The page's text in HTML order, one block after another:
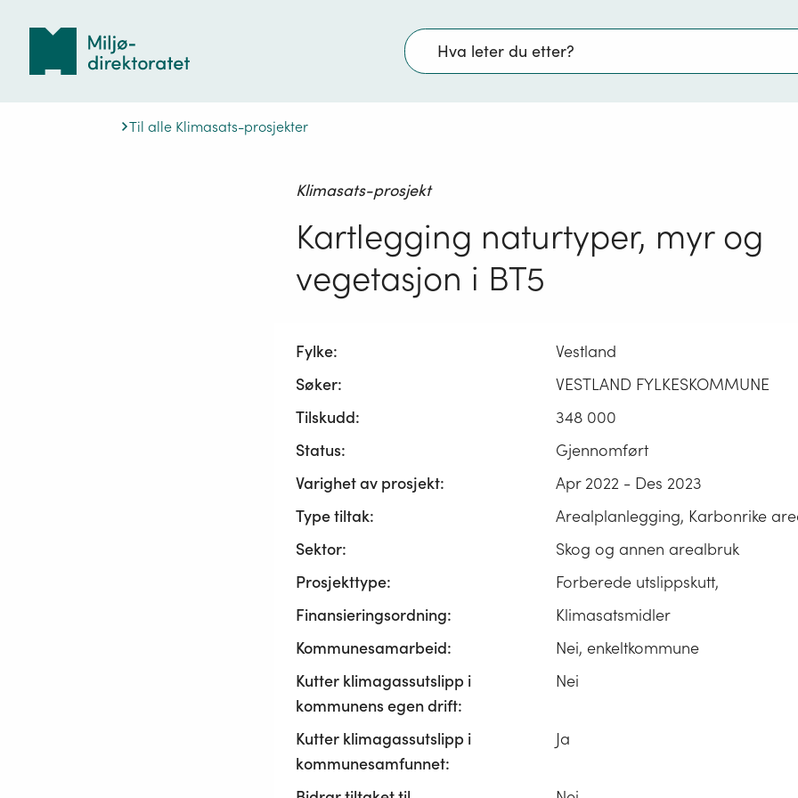
Søk
Til alle Klimasats-prosjekter
Klimasats-prosjekt
Kartlegging naturtyper, myr og
vegetasjon i BT5
Fylke:
Vestland
Søker:
VESTLAND FYLKESKOMMUNE
Tilskudd:
348 000
Status:
Gjennomført
Varighet av prosjekt:
Apr 2022 - Des 2023
Type tiltak:
Arealplanlegging, Karbonrike
Sektor:
Skog og annen arealbruk
Prosjekttype:
Forberede utslippskutt,
Finansieringsordning:
Klimasatsmidler
Kommunesamarbeid:
Nei, enkeltkommune
Kutter klimagassutslipp i
kommunens egen drift:
Nei
Kutter klimagassutslipp i
kommunesamfunnet:
Ja